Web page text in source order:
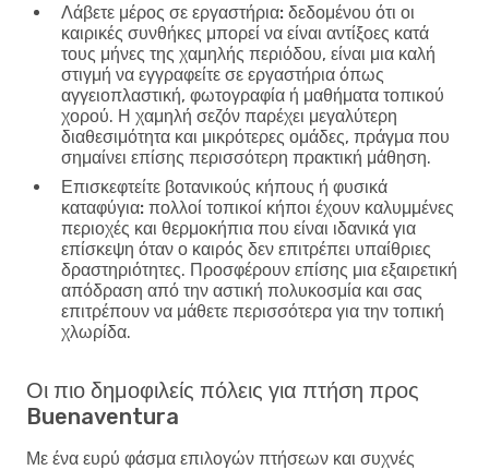
Λάβετε μέρος σε εργαστήρια: δεδομένου ότι οι
καιρικές συνθήκες μπορεί να είναι αντίξοες κατά
τους μήνες της χαμηλής περιόδου, είναι μια καλή
στιγμή να εγγραφείτε σε εργαστήρια όπως
αγγειοπλαστική, φωτογραφία ή μαθήματα τοπικού
χορού. Η χαμηλή σεζόν παρέχει μεγαλύτερη
διαθεσιμότητα και μικρότερες ομάδες, πράγμα που
σημαίνει επίσης περισσότερη πρακτική μάθηση.
Επισκεφτείτε βοτανικούς κήπους ή φυσικά
καταφύγια: πολλοί τοπικοί κήποι έχουν καλυμμένες
περιοχές και θερμοκήπια που είναι ιδανικά για
επίσκεψη όταν ο καιρός δεν επιτρέπει υπαίθριες
δραστηριότητες. Προσφέρουν επίσης μια εξαιρετική
απόδραση από την αστική πολυκοσμία και σας
επιτρέπουν να μάθετε περισσότερα για την τοπική
χλωρίδα.
Οι πιο δημοφιλείς πόλεις για πτήση προς
Buenaventura
Με ένα ευρύ φάσμα επιλογών πτήσεων και συχνές